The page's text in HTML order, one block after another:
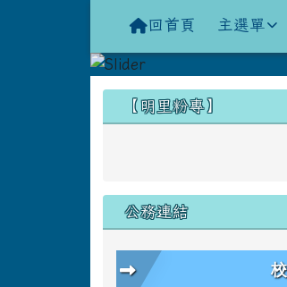
花蓮縣立明里國
回首頁 主選單
左邊區域內容
【明里粉專】
公務連結
頁尾區域